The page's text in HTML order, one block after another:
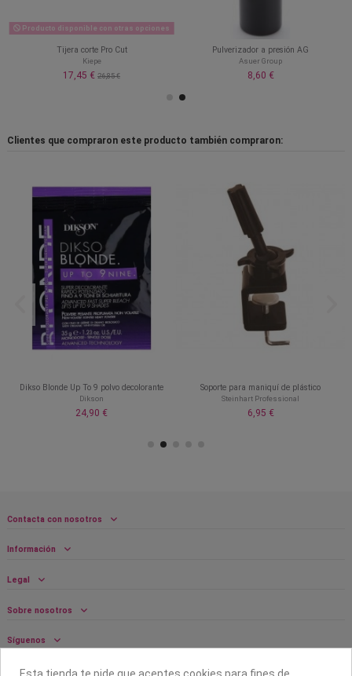
Producto disponible con otras opciones
Tijera corte Pro Cut
Kiepe
17,45 € 26,85 €
Pulverizador a presión AG
Asuer Group
8,60 €
Clientes que compraron este producto también compraron:
Dikso Blonde Up To 9 polvo decolorante
Dikson
24,90 €
Soporte para maniquí de plástico
Steinhart Professional
6,95 €
Contacta con nosotros
Información
Legal
Sobre nosotros
Síguenos
Boletín